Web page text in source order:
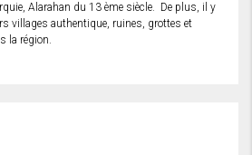
Alarahan du 13 ème siècle. De plus, il y
villages authentique, ruines, grottes et
la région.